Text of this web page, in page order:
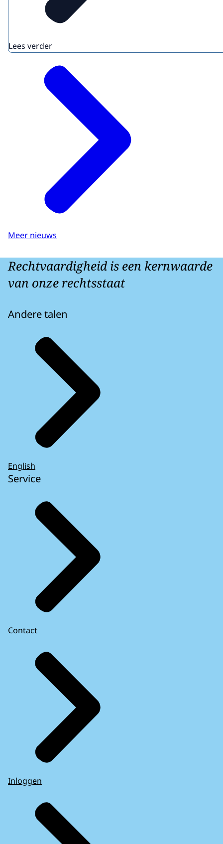
Lees verder
Meer nieuws
Rechtvaardigheid is een kernwaarde
van onze rechtsstaat
Andere talen
English
Service
Contact
Inloggen